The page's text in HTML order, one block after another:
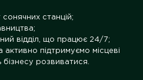
станцій;
відділ, що працює 24/7;
підтримуємо місцеві
бізнесу розвиватися.